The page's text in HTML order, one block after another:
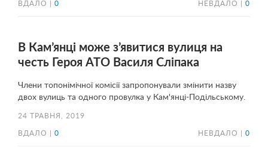
ВДАЛО | 0 НЕВДАЛО | 0
В Кам’янці може з’явитися вулиця на
честь Героя АТО Василя Сліпака
Члени топонімічної комісії запропонували змінити назву
двох вулиць та одного провулка у Кам'янці-Подільському.
24 ТРАВНЯ, 2019
ВДАЛО | 0 НЕВДАЛО | 0